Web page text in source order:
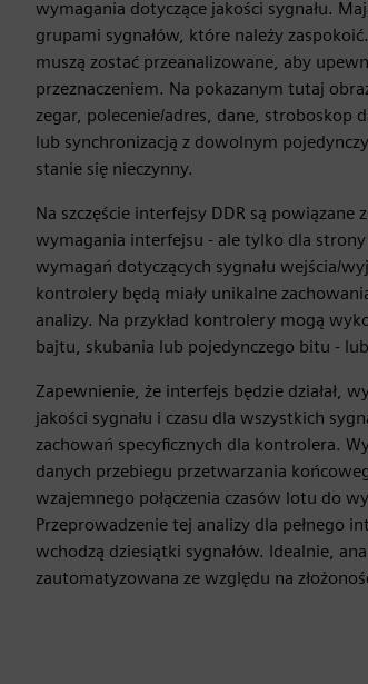
wymagania dotyczące jakości sygnału.
grupami sygnałów, które należy
muszą zostać przeanalizowane, aby
przeznaczeniem. Na pokazanym tutaj
zegar, polecenie/adres, dane, stroboskop
lub synchronizacją z dowolnym
stanie się nieczynny.
Na szczęście interfejsy DDR są powiązane
wymagania interfejsu - ale tylko dla strony
wymagań dotyczących sygnału wejścia/
kontrolery będą miały unikalne
analizy. Na przykład kontrolery mogą
bajtu, skubania lub pojedynczego bitu -
Zapewnienie, że interfejs będzie działał,
jakości sygnału i czasu dla wszystkich
zachowań specyficznych dla kontrolera.
danych przebiegu przetwarzania
wzajemnego połączenia czasów lotu do
Przeprowadzenie tej analizy dla pełnego
wchodzą dziesiątki sygnałów. Idealnie,
zautomatyzowana ze względu na